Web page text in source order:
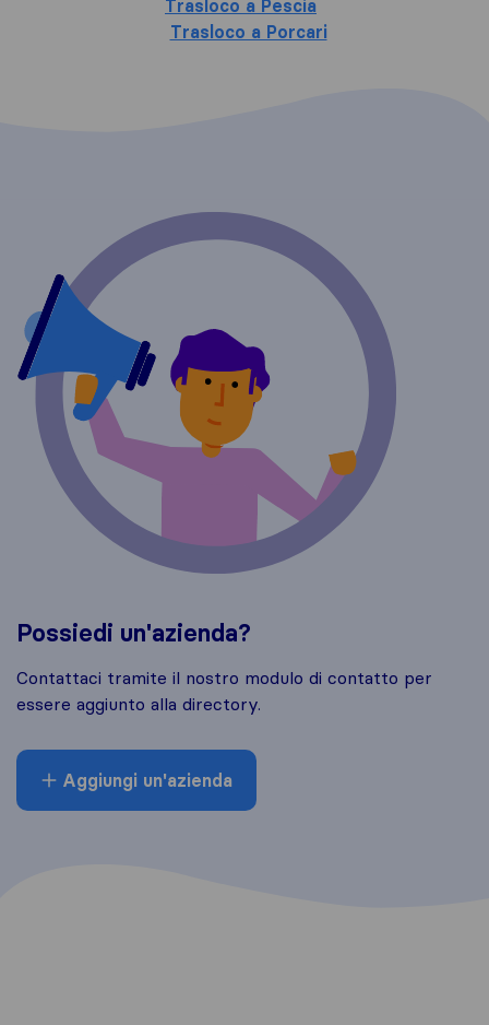
Trasloco a Pescia
Trasloco a Porcari
Possiedi un'azienda?
Contattaci tramite il nostro modulo di contatto per
essere aggiunto alla directory.
Aggiungi un'azienda